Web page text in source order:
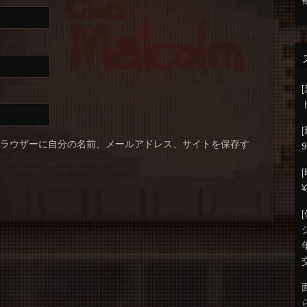
ウザーに自分の名前、メールアドレス、サイトを保存す
[
[
[
[